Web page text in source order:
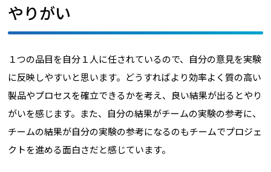
やりがい
１つの品目を自分１人に任されているので、自分の意見を実験
に反映しやすいと思います。どうすればより効率よく質の高い
製品やプロセスを確立できるかを考え、良い結果が出るとやり
がいを感じます。また、自分の結果がチームの実験の参考に、
チームの結果が自分の実験の参考になるのもチームでプロジェ
クトを進める面白さだと感じています。